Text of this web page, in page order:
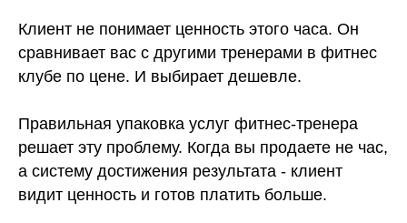
Клиент не понимает ценность этого часа. Он
сравнивает вас с другими тренерами в фитнес
клубе по цене. И выбирает дешевле.
Правильная упаковка услуг фитнес-тренера
решает эту проблему. Когда вы продаете не час,
а систему достижения результата - клиент
видит ценность и готов платить больше.